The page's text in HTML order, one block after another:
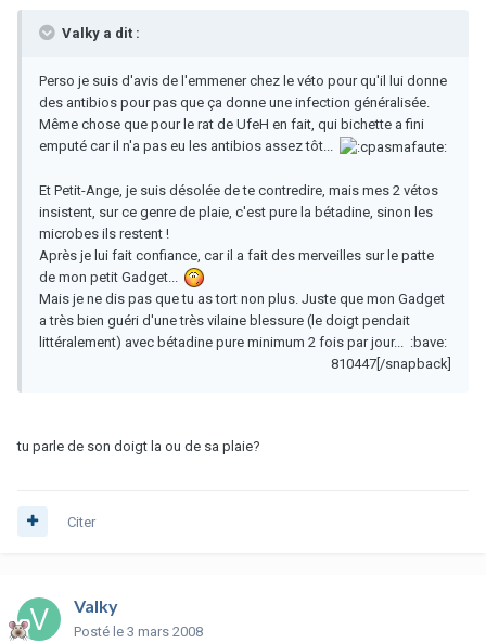
Valky a dit :
Perso je suis d'avis de l'emmener chez le véto pour qu'il lui donne
des antibios pour pas que ça donne une infection généralisée.
Même chose que pour le rat de UfeH en fait, qui bichette a fini
emputé car il n'a pas eu les antibios assez tôt...
Et Petit-Ange, je suis désolée de te contredire, mais mes 2 vétos
insistent, sur ce genre de plaie, c'est pure la bétadine, sinon les
microbes ils restent !
Après je lui fait confiance, car il a fait des merveilles sur le patte
de mon petit Gadget...
Mais je ne dis pas que tu as tort non plus. Juste que mon Gadget
a très bien guéri d'une très vilaine blessure (le doigt pendait
littéralement) avec bétadine pure minimum 2 fois par jour... :bave:
810447[/snapback]
tu parle de son doigt la ou de sa plaie?
Citer
Valky
Posté le 3 mars 2008